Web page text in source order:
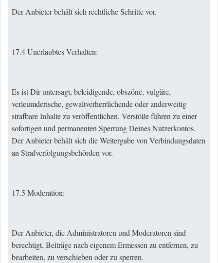
Der Anbieter behält sich rechtliche Schritte vor.
17.4 Unerlaubtes Verhalten:
Es ist Dir untersagt, beleidigende, obszöne, vulgäre,
verleumderische, gewaltverherrlichende oder anderweitig
strafbare Inhalte zu veröffentlichen. Verstöße führen zu einer
sofortigen und permanenten Sperrung Deines Nutzerkontos.
Der Anbieter behält sich die Weitergabe von Verbindungsdaten
an Strafverfolgungsbehörden vor.
17.5 Moderation:
Der Anbieter, die Administratoren und Moderatoren sind
berechtigt, Beiträge nach eigenem Ermessen zu entfernen, zu
bearbeiten, zu verschieben oder zu sperren.